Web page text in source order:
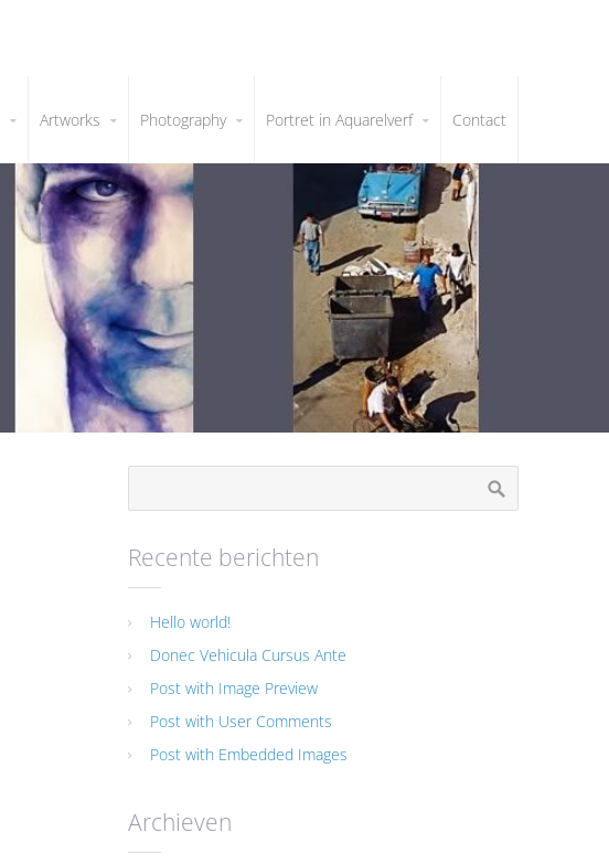
Artworks Photography Portret in Aquarelverf Contact
Recente berichten
Hello world!
Donec Vehicula Cursus Ante
Post with Image Preview
Post with User Comments
Post with Embedded Images
Archieven